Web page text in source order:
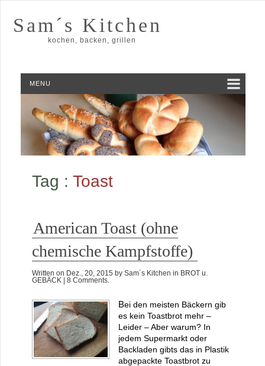
Sam´s Kitchen
kochen, backen, grillen
MENU
Tag : Toast
American Toast (ohne
chemische Kampfstoffe)
Written on Dez., 20, 2015 by Sam´s Kitchen in BROT u.
GEBÄCK
| 8 Comments.
Bei den meisten Bäckern gib
es kein Toastbrot mehr –
Leider – Aber warum? In
jedem Supermarkt oder
Backladen gibts das in Plastik
abgepackte Toastbrot zu